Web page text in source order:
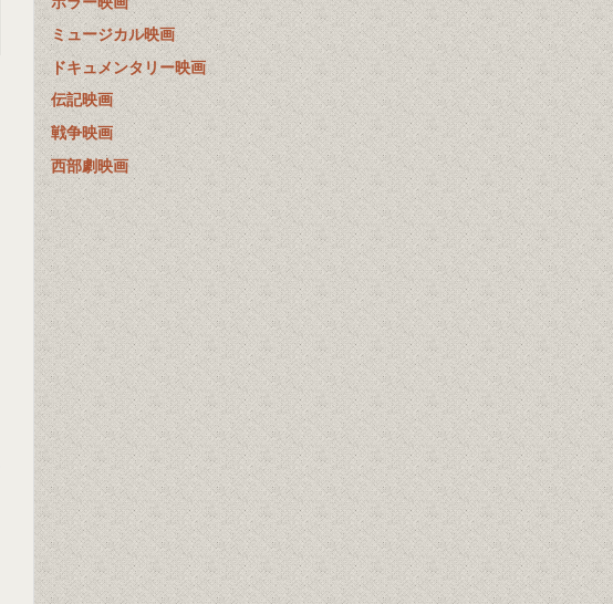
ミュージカル映画
ドキュメンタリー映画
伝記映画
戦争映画
西部劇映画